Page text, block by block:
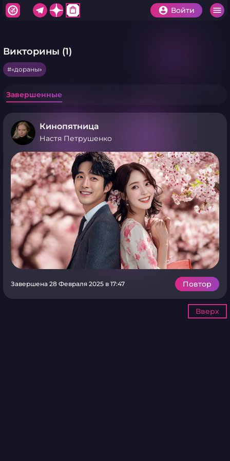
shopping_bag Войти
Викторины (1)
«дораны»
Завершенные
Кинопятница
Настя Петрушенко
Завершена 28 Февраля 2025 в 17:47 Повтор
Вверх